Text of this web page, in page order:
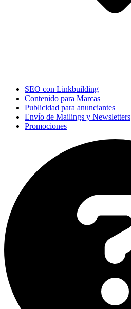
SEO con Linkbuilding
Contenido para Marcas
Publicidad para anunciantes
Envío de Mailings y Newsletters
Promociones